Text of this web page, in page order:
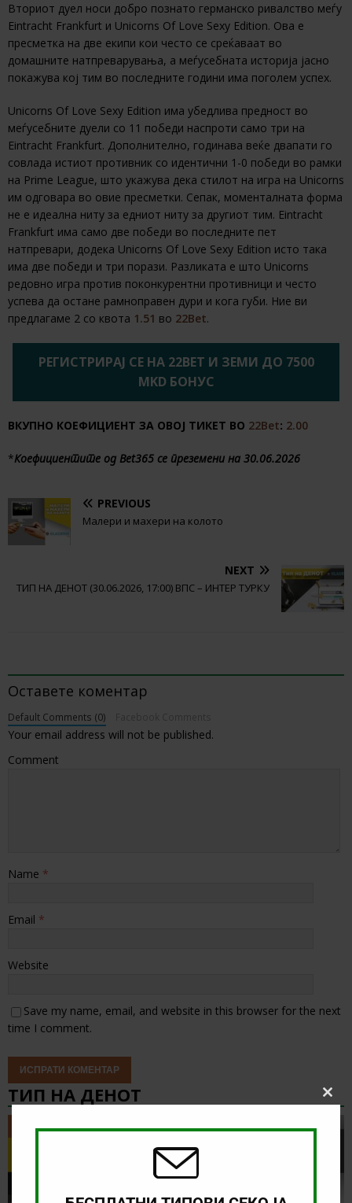
Вториот дуел носи добро познато германско ривалство меѓу
Eintracht Frankfurt и Unicorns Of Love Sexy Edition. Ова е
пресметка на две екипи кои често се среќаваат во
домашните натпреварувања, а меѓусебната историја јасно
покажува кој тим во последните години има поголем успех.
Unicorns Of Love Sexy Edition има убедлива предност во
меѓусебните дуели со 11 победи наспроти само три на
Eintracht Frankfurt. Дополнително, годинава веќе двапати го
совлада истиот противник со идентични 1-0 победи во рамки
на Prime League, што укажува дека стилот на игра на Unicorns
им одговара во овие пресметки. Сепак, моменталната форма
не е идеална ниту за едниот ниту за другиот тим. Eintracht
Frankfurt има само две победи во последните пет
натпревари, додека Unicorns Of Love Sexy Edition исто така
има две победи и три порази. Разликата е што Unicorns
редовно игра против поконкурентни противници и често
успева да остане рамноправен дури и кога губи. Ние ви
предлагаме 2 со квота 1.51 во 22Bet.
РЕГИСТРИРАЈ СЕ НА 22BET И ЗЕМИ ДО 7500
MKD БОНУС
ВКУПНО КОЕФИЦИЕНТ ЗА ОВОЈ ТИКЕТ ВО 22Bet: 2.00
*Коефициентите од Bet365 се преземени на 30.06.2026
PREVIOUS
Малери и махери на колото
NEXT
ТИП НА ДЕНОТ (30.06.2026, 17:00) ВПС – ИНТЕР ТУРКУ
Оставете коментар
Default Comments (0)
Your email address will not be published.
Comment
Name *
Email *
Website
Save my name, email, and website in this browser for the next
time I comment.
ТИП НА ДЕНОТ
ТИП НА ДЕНОТ